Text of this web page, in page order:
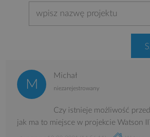
Michał
niezarejestrowany
Czy istnieje możliwość
jak ma to miejsce w projekcie Watson